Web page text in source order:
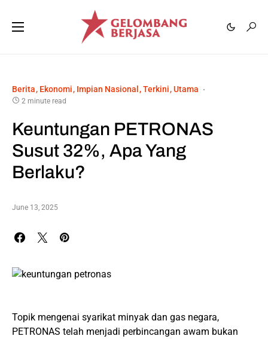
Berita Ekonomi Impian Nasional Terkini Utama
2 minute read
Keuntungan PETRONAS
Susut 32%, Apa Yang
Berlaku?
June 13, 2025
Topik mengenai syarikat minyak dan gas negara,
PETRONAS telah menjadi perbincangan awam bukan